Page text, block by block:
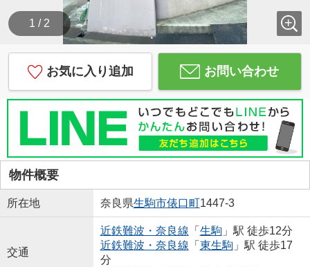
1 / 2
お気に入り追加 お問い合わせ
物件概要
所在地 奈良県生駒市俵口町1447-3
交通
近鉄難波・奈良線 「 生駒」駅 徒歩12分
近鉄難波・奈良線 「 東生駒」駅 徒歩17
分